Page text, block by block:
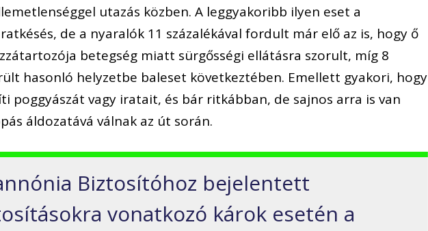
utazás közben. A leggyakoribb ilyen eset a
de a nyaralók 11 százalékával fordult már elő az is, hogy ő
betegség miatt sürgősségi ellátásra szorult, míg 8
hasonló helyzetbe baleset következtében. Emellett gyakori, hogy
poggyászát vagy iratait, és bár ritkábban, de sajnos arra is van
áldozatává válnak az út során.
Biztosítóhoz bejelentett
vonatkozó károk esetén a